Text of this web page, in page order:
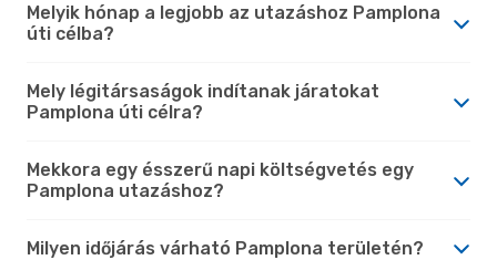
Melyik hónap a legjobb az utazáshoz Pamplona
úti célba?
Mely légitársaságok indítanak járatokat
Pamplona úti célra?
Mekkora egy ésszerű napi költségvetés egy
Pamplona utazáshoz?
Milyen időjárás várható Pamplona területén?